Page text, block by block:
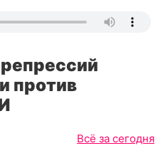
против
Всё за сегодня